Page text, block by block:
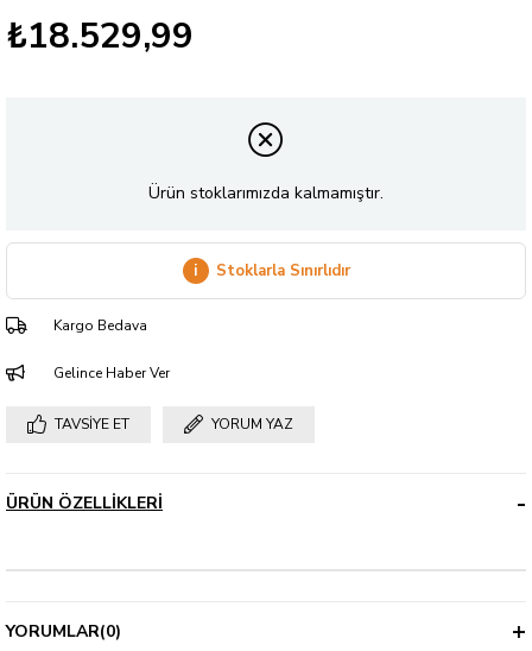
₺18.529,99
Ürün stoklarımızda kalmamıştır.
i Stoklarla Sınırlıdır
Kargo Bedava
Gelince Haber Ver
TAVSIYE ET YORUM YAZ
ÜRÜN ÖZELLIKLERI
YORUMLAR(0)